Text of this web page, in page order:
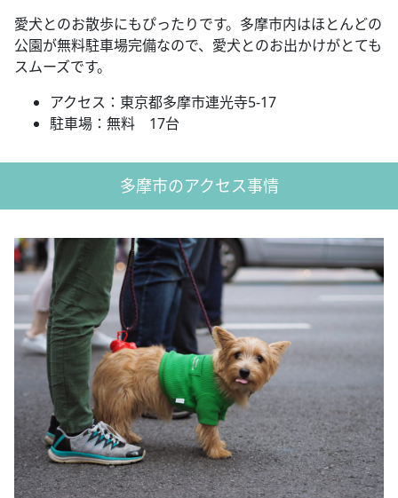
愛犬とのお散歩にもぴったりです。多摩市内はほとんどの
公園が無料駐車場完備なので、愛犬とのお出かけがとても
スムーズです。
アクセス：東京都多摩市連光寺5-17
駐車場：無料 17台
多摩市のアクセス事情